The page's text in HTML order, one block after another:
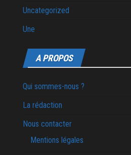
Uncategorized
Une
A PROPOS
Qui sommes-nous ?
La rédaction
Nous contacter
Mentions légales